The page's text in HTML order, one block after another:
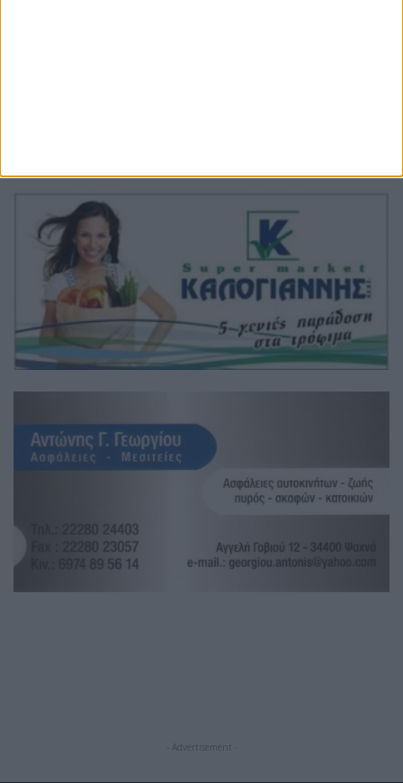
- Advertisement -